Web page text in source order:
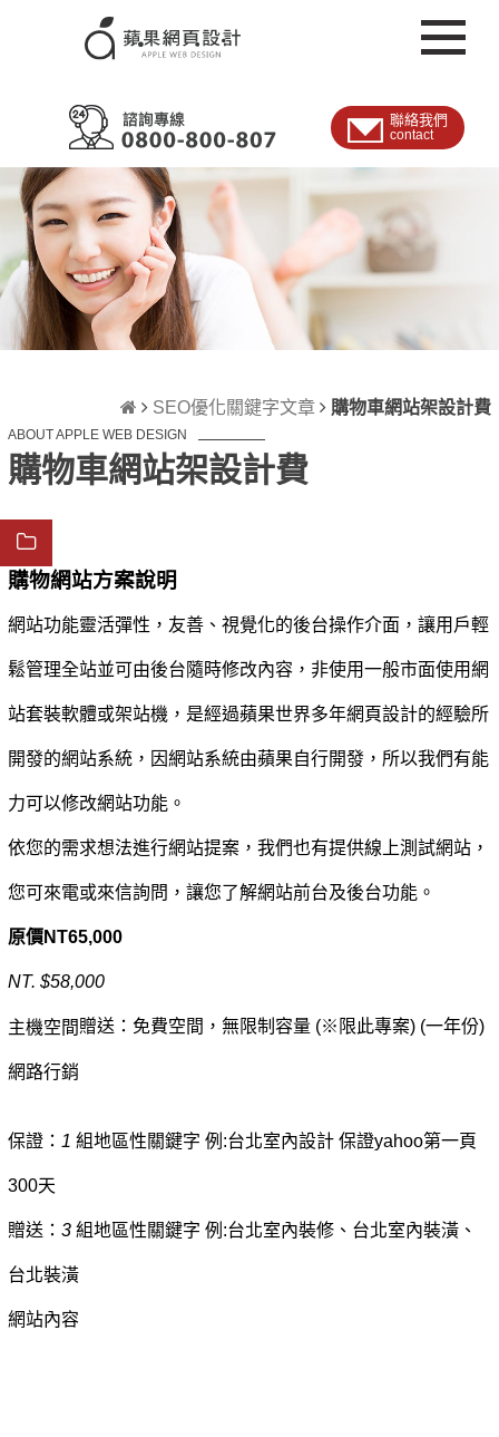
聯絡我們
contact
SEO優化關鍵字文章 購物車網站架設計費
ABOUT APPLE WEB DESIGN
購物車網站架設計費
購物網站方案說明
網站功能靈活彈性，友善、視覺化的後台操作介面，讓用戶輕
鬆管理全站並可由後台隨時修改內容，非使用一般市面使用網
站套裝軟體或架站機，是經過蘋果世界多年網頁設計的經驗所
開發的網站系統，因網站系統由蘋果自行開發，所以我們有能
力可以修改網站功能。
依您的需求想法進行網站提案，我們也有提供線上測試網站，
您可來電或來信詢問，讓您了解網站前台及後台功能。
原價NT65,000
NT. $58,000
主機空間贈送：免費空間，無限制容量 (※限此專案) (一年份)
網路行銷
保證： 1 組地區性關鍵字 例:台北室內設計 保證yahoo第一頁
300天
贈送： 3組地區性關鍵字 例:台北室內裝修、台北室內裝潢、
台北裝潢
網站內容